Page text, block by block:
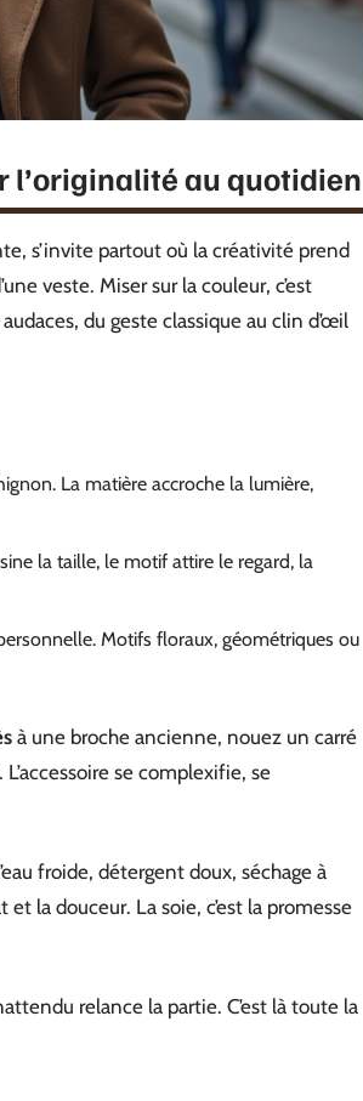
l’originalité au quotidien
s’invite partout où la créativité prend
veste. Miser sur la couleur, c’est
du geste classique au clin d’œil
La matière accroche la lumière,
la taille, le motif attire le regard, la
Motifs floraux, géométriques ou
à une broche ancienne, nouez un carré
se complexifie, se
froide, détergent doux, séchage à
la douceur. La soie, c’est la promesse
relance la partie. C’est là toute la